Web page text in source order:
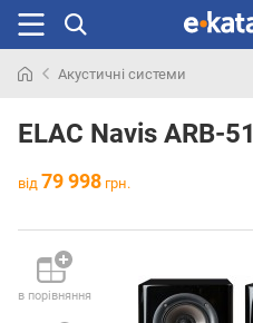
раніше
Акустичні системи
ELAC Navis ARB-51
від 79 998 грн.
в порівняння